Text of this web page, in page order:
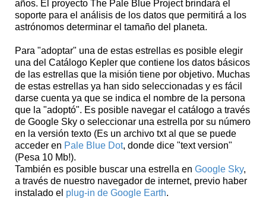
años. El proyecto The Pale Blue Project brindará el
soporte para el análisis de los datos que permitirá a los
astrónomos determinar el tamaño del planeta.
Para "adoptar" una de estas estrellas es posible elegir
una del Catálogo Kepler que contiene los datos básicos
de las estrellas que la misión tiene por objetivo. Muchas
de estas estrellas ya han sido seleccionadas y es fácil
darse cuenta ya que se indica el nombre de la persona
que la "adoptó". Es posible navegar el catálogo a través
de Google Sky o seleccionar una estrella por su número
en la versión texto (Es un archivo txt al que se puede
acceder en Pale Blue Dot, donde dice "text version"
(Pesa 10 Mb!).
También es posible buscar una estrella en Google Sky,
a través de nuestro navegador de internet, previo haber
instalado el plug-in de Google Earth.